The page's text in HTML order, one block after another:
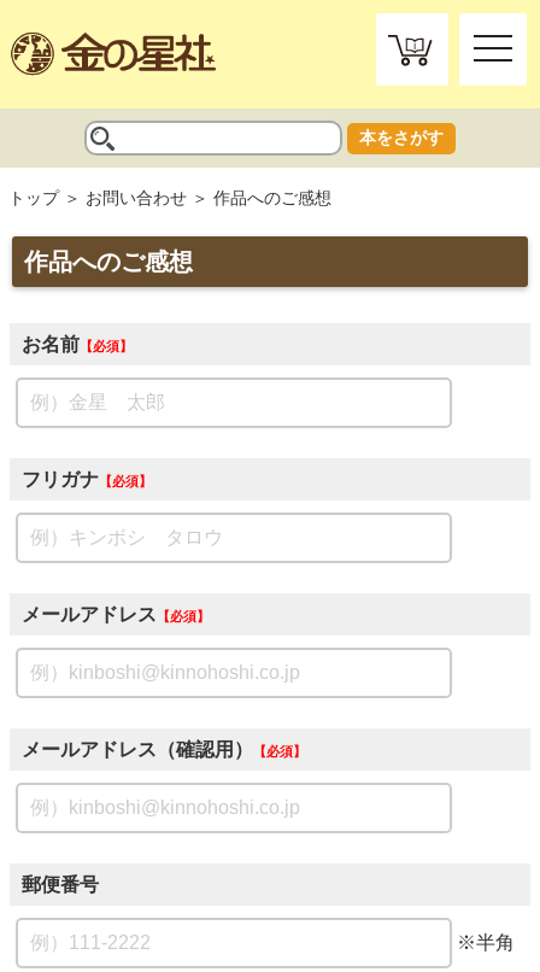
toggle
本をさがす
トップ お問い合わせ 作品へのご感想
作品へのご感想
お名前 必須
フリガナ 必須
メールアドレス 必須
メールアドレス（確認用） 必須
郵便番号
※半角